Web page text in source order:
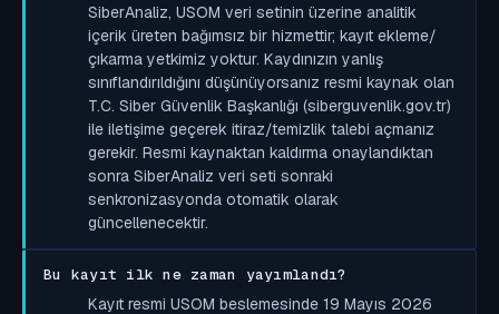
SiberAnaliz, USOM veri setinin üzerine analitik
içerik üreten bağımsız bir hizmettir; kayıt ekleme/
çıkarma yetkimiz yoktur. Kaydınızın yanlış
sınıflandırıldığını düşünüyorsanız resmi kaynak olan
T.C. Siber Güvenlik Başkanlığı (siberguvenlik.gov.tr)
ile iletişime geçerek itiraz/temizlik talebi açmanız
gerekir. Resmi kaynaktan kaldırma onaylandıktan
sonra SiberAnaliz veri seti sonraki
senkronizasyonda otomatik olarak
güncellenecektir.
Bu kayıt ilk ne zaman yayımlandı?
Kayıt resmi USOM beslemesinde 19 Mayıs 2026